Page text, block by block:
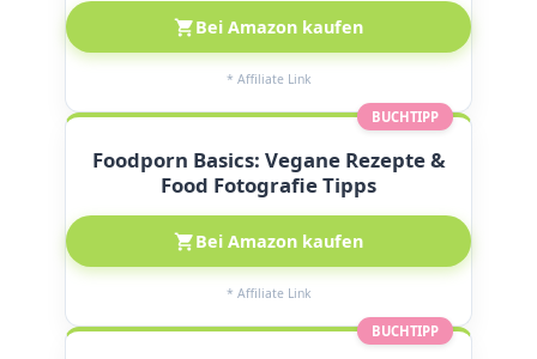
Bei Amazon kaufen
* Affiliate Link
BUCHTIPP
Foodporn Basics: Vegane Rezepte &
Food Fotografie Tipps
Bei Amazon kaufen
* Affiliate Link
BUCHTIPP